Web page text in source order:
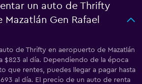
un auto de Thrifty
Gen Rafael
de Thrifty en aeropuerto de Mazatlán
$823 al día. Dependiendo de la época
que rentes, puedes llegar a pagar hasta
al día. El precio de un auto de renta